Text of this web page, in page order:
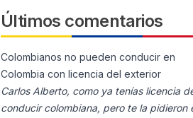
Últimos comentarios
Colombianos no pueden conducir en
Colombia con licencia del exterior
Carlos Alberto, como ya tenías licencia
conducir colombiana, pero te la pidieron